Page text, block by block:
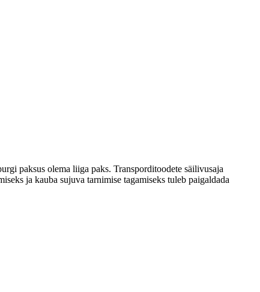
paksus olema liiga paks. Transporditoodete säilivusaja
ja kauba sujuva tarnimise tagamiseks tuleb paigaldada